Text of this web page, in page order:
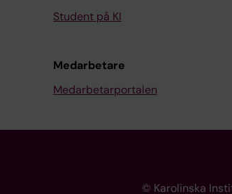
Student på KI
Medarbetare
Medarbetarportalen
© Karolinska